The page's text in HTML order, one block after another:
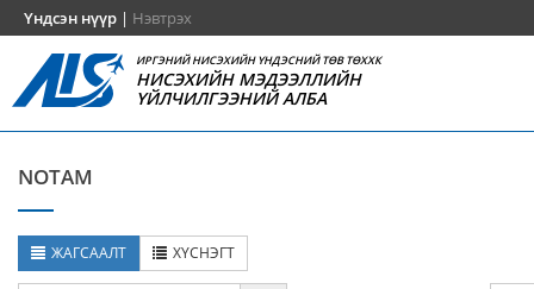
Үндсэн нүүр | Нэвтрэх
ИРГЭНИЙ НИСЭХИЙН ҮНДЭСНИЙ ТӨВ ТӨХХК
НИСЭХИЙН МЭДЭЭЛЛИЙН
ҮЙЛЧИЛГЭЭНИЙ АЛБА
NOTAM
ЖАГСААЛТ ХҮСНЭГТ